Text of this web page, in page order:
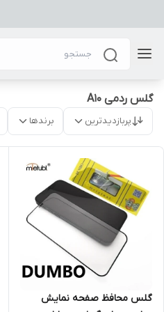
گلس ردمی A10
پربازدیدترین برندها
گلس محافظ صفحه نمایش